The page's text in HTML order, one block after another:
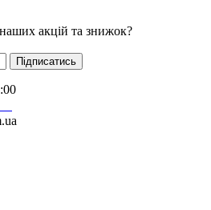
акцій та знижок?
Підписатись